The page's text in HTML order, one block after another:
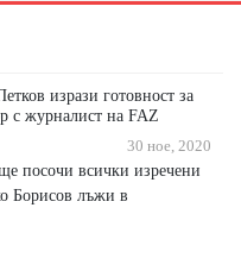
изрази готовност за
с журналист на FAZ
30 ное, 2020
посочи всички изречени
Борисов лъжи в